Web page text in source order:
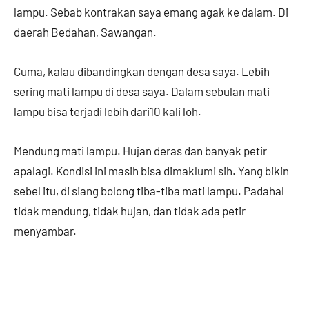
lampu. Sebab kontrakan saya emang agak ke dalam. Di
daerah Bedahan, Sawangan.
Cuma, kalau dibandingkan dengan desa saya. Lebih
sering mati lampu di desa saya. Dalam sebulan mati
lampu bisa terjadi lebih dari10 kali loh.
Mendung mati lampu. Hujan deras dan banyak petir
apalagi. Kondisi ini masih bisa dimaklumi sih. Yang bikin
sebel itu, di siang bolong tiba-tiba mati lampu. Padahal
tidak mendung, tidak hujan, dan tidak ada petir
menyambar.